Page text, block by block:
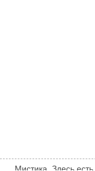
Мистика. Здесь